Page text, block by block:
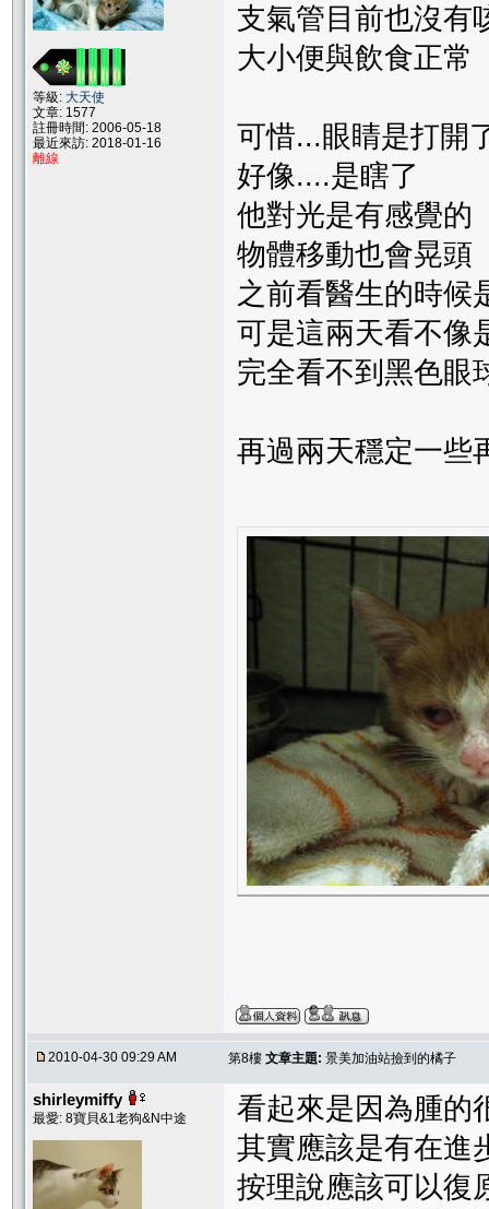
等級: 大天使
文章: 1577
註冊時間: 2006-05-18
最近來訪: 2018-01-16
離線
支氣管目前也沒有
大小便與飲食正常
可惜...眼睛是打開
好像....是瞎了
他對光是有感覺的
物體移動也會晃頭
之前看醫生的時候
可是這兩天看不像
完全看不到黑色眼
再過兩天穩定一些
2010-04-30 09:29 AM 第8樓 文章主題: 景美加油站撿到的橘子
shirleymiffy
最愛: 8寶貝&1老狗&N中途
看起來是因為腫的
其實應該是有在進
按理說應該可以復